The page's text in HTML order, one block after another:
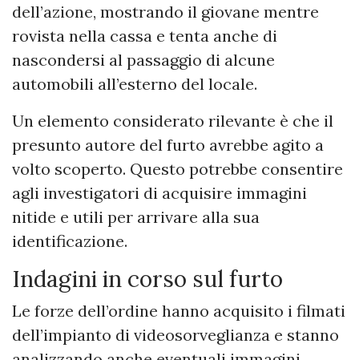
dell’azione, mostrando il giovane mentre
rovista nella cassa e tenta anche di
nascondersi al passaggio di alcune
automobili all’esterno del locale.
Un elemento considerato rilevante è che il
presunto autore del furto avrebbe agito a
volto scoperto. Questo potrebbe consentire
agli investigatori di acquisire immagini
nitide e utili per arrivare alla sua
identificazione.
Indagini in corso sul furto
Le forze dell’ordine hanno acquisito i filmati
dell’impianto di videosorveglianza e stanno